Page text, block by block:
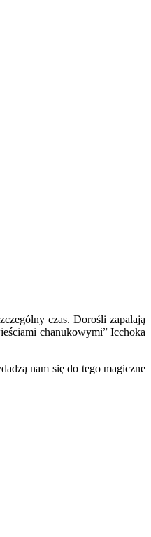
czas. Dorośli zapalają
chanukowymi” Icchoka
nam się do tego magiczne